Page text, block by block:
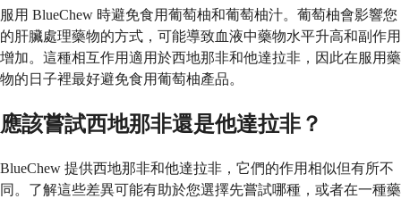
服用 BlueChew 時避免食用葡萄柚和葡萄柚汁。葡萄柚會影響您
的肝臟處理藥物的方式，可能導致血液中藥物水平升高和副作用
增加。這種相互作用適用於西地那非和他達拉非，因此在服用藥
物的日子裡最好避免食用葡萄柚產品。
應該嘗試西地那非還是他達拉非？
BlueChew 提供西地那非和他達拉非，它們的作用相似但有所不
同。了解這些差異可能有助於您選擇先嘗試哪種，或者在一種藥